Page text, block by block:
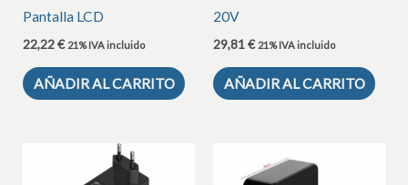
Pantalla LCD
22,22€ 21% IVA incluido
AÑADIR AL CARRITO
20V
29,81€ 21% IVA incluido
AÑADIR AL CARRITO